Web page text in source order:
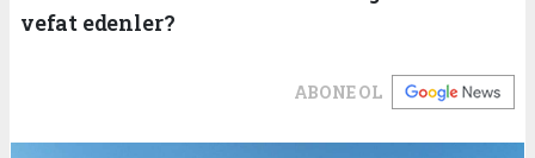
vefat edenler?
ABONE OL